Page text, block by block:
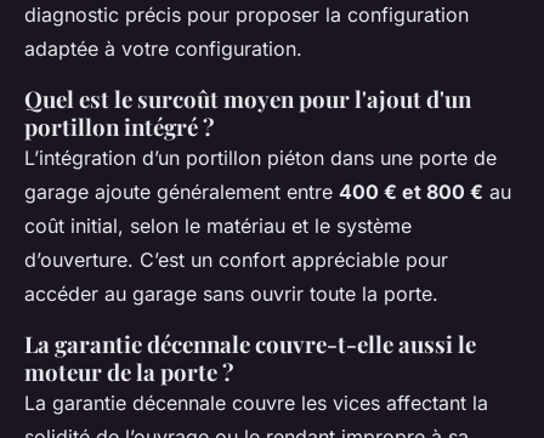
diagnostic précis pour proposer la configuration
adaptée à votre configuration.
Quel est le surcoût moyen pour l'ajout d'un
portillon intégré ?
L’intégration d’un portillon piéton dans une porte de
garage ajoute généralement entre 400 € et 800 € au
coût initial, selon le matériau et le système
d’ouverture. C’est un confort appréciable pour
accéder au garage sans ouvrir toute la porte.
La garantie décennale couvre-t-elle aussi le
moteur de la porte ?
La garantie décennale couvre les vices affectant la